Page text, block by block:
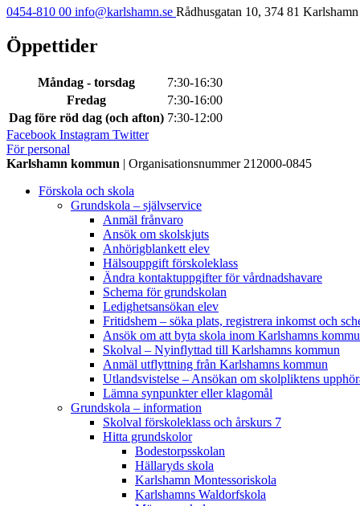
0454-810 00 info@karlshamn.se Rådhusgatan 10, 374 81
Öppettider
Måndag - torsdag
7:30-16:30
Fredag
7:30-16:00
Dag före röd dag (och afton) 7:30-12:00
Facebook Instagram Twitter
För personal
Karlshamn kommun | Organisationsnummer 212000-0845
Förskola och skola
Grundskola – självservice
Anmäl frånvaro
Ansök om skolskjuts
Anhörigblankett elev
Hälsouppgift förskoleklass
Ändra kontaktuppgifter för vårdnadshavare
Schema för grundskolan
Ledighetsansökan elev
Fritidshem – söka plats, registrera inkomst och
Ansök om att byta skola inom Karlshamns
Skolval – Nyinflyttad till Karlshamns kommun
Anmäl utflyttning från Karlshamns kommun
Utlandsvistelse – Ansökan om skolpliktens
Lämna synpunkter eller klagomål
Grundskola – information
Skolval förskoleklass och årskurs 7
Hitta grundskolor
Bodestorpsskolan
Hällaryds skola
Karlshamn Montessoriskola
Karlshamns Waldorfskola